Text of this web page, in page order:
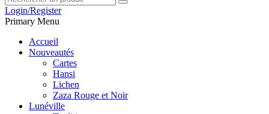
Login/Register
Primary Menu
Accueil
Nouveautés
Cartes
Hansi
Lichen
Zaza Rouge et Noir
Lunéville